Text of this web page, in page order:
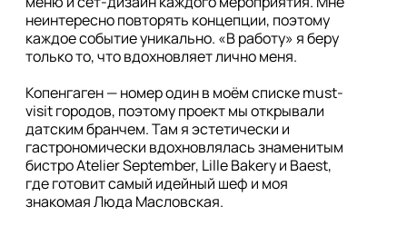
неинтересно повторять концепции, поэтому
каждое событие уникально. «В работу» я беру
только то, что вдохновляет лично меня.
Копенгаген — номер один в моём списке must-
visit городов, поэтому проект мы открывали
датским бранчем. Там я эстетически и
гастрономически вдохновлялась знаменитым
бистро Atelier September, Lille Bakery и Baest,
где готовит самый идейный шеф и моя
знакомая Люда Масловская.